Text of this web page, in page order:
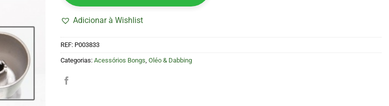
Adicionar à Wishlist
REF: P003833
Categorias: Acessórios Bongs Oléo & Dabbing